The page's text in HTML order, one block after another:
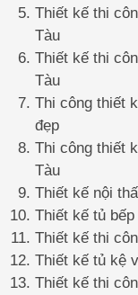
Thiết kế thi
Tàu
Thiết kế thi
Tàu
Thi công thiết
đẹp
Thi công thiết
Tàu
Thiết kế nội
Thiết kế tủ
Thiết kế thi
Thiết kế tủ kệ
Thiết kế thi